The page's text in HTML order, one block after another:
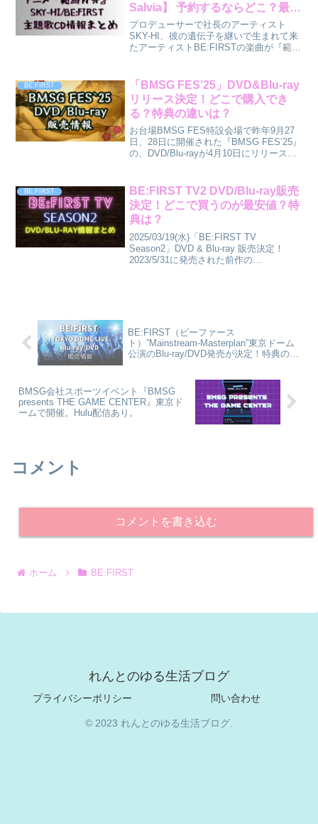
Salvia】 予約するならどこ？最安
値ショップと特典まとめ
プロデューサーで社長のアーティスト
SKY-HI、彼の遺伝子を継いで生まれて来
たアーティストBE:FIRSTの楽曲が『範馬
るSKY-HIがアニメ『範馬刃牙』地上最強
の...
BE:FIRST
「BMSG FES’25」DVD&Blu-ray
リリース決定！どこで購入でき
る？特典の違いは？
お台場BMSG FES特設会場で昨年9月27
日、28日に開催された『BMSG FES’25』
の、DVD/Blu-rayが4月10日にリリース決
フォレストで開...
BE:FIRST
BE:FIRST TV2 DVD/Blu-ray販売
決定！どこで買うのが最安値？特
典は？
2025/03/19(水)「BE:FIRST TV
Season2」DVD & Blu-ray 販売決定！
2023/5/31に発売された前作の
BE:FIRST（ビーファース
ト）”Mainstream-Masterplan”東京ドーム
公演のBlu-ray/DVD発売が決定！特典の違
BMSG会社スポーツイベント『BMSG
presents THE GAME CENTER』東京ド
ームで開催。Hulu配信あり。
コメント
コメントを書き込む
ホーム BE:FIRST
れんとのゆる生活ブログ
プライバシーポリシー 問い合わせ
© 2023 れんとのゆる生活ブログ.